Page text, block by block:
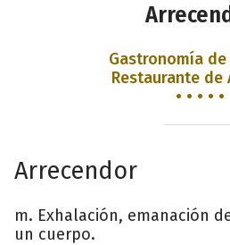
Gastronomía
Restaurante de
• • • • •
Arrecendor
m. Exhalación, emanación
un cuerpo.